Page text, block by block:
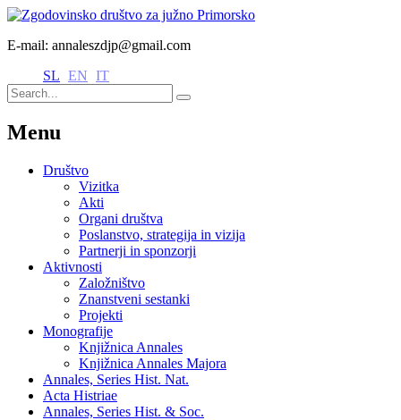
E-mail: annaleszdjp@gmail.com
SL EN IT
Menu
Društvo
Vizitka
Akti
Organi društva
Poslanstvo, strategija in vizija
Partnerji in sponzorji
Aktivnosti
Založništvo
Znanstveni sestanki
Projekti
Monografije
Knjižnica Annales
Knjižnica Annales Majora
Annales, Series Hist. Nat.
Acta Histriae
Annales, Series Hist. & Soc.